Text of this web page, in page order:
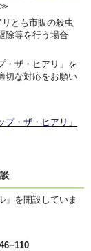
≫
とも市販の殺虫
除等を行う場合
ザ・ヒアリ」を
切な対応をお願い
プ・ザ・ヒアリ」
」を開設していま